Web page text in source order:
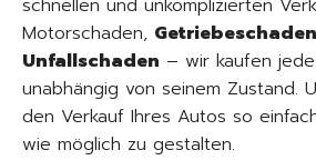
schnellen und unkomplizierten
Motorschaden,
Unfallschaden – wir kaufen
unabhängig von seinem Zustand.
den Verkauf Ihres Autos so
wie möglich zu gestalten.